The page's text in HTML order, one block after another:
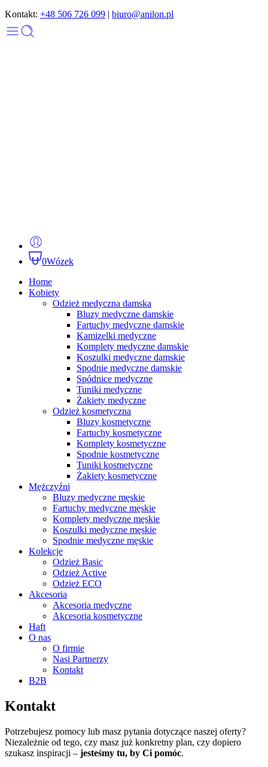
Kontakt: +48 506 726 099 | biuro@anilon.pl
0Wózek
Home
Kobiety
Odzież medyczna damska
Bluzy medyczne damskie
Fartuchy medyczne damskie
Kamizelki medyczne
Komplety medyczne damskie
Koszulki medyczne damskie
Spodnie medyczne damskie
Spódnice medyczne
Tuniki medyczne
Żakiety medyczne
Odzież kosmetyczna
Bluzy kosmetyczne
Fartuchy kosmetyczne
Komplety kosmetyczne
Spodnie kosmetyczne
Tuniki kosmetyczne
Żakiety kosmetyczne
Mężczyźni
Bluzy medyczne męskie
Fartuchy medyczne męskie
Komplety medyczne męskie
Koszulki medyczne męskie
Spodnie medyczne męskie
Kolekcje
Odzież Basic
Odzież Active
Odzież ECO
Akcesoria
Akcesoria medyczne
Akcesoria kosmetyczne
Haft
O nas
O firmie
Nasi Partnerzy
Kontakt
B2B
Kontakt
Potrzebujesz pomocy lub masz pytania dotyczące naszej oferty?
Niezależnie od tego, czy masz już konkretny plan, czy dopiero
szukasz inspiracji – jesteśmy tu, by Ci pomóc.